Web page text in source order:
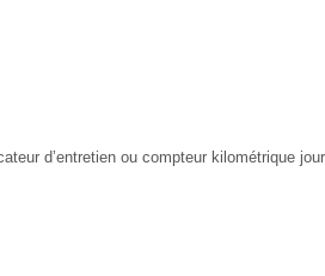
d’entretien ou compteur kilométrique